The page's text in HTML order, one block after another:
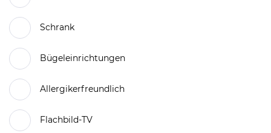
Schrank
Bügeleinrichtungen
Allergikerfreundlich
Flachbild-TV